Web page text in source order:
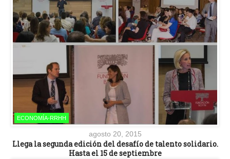
ECONOMÍA-RRHH
agosto 20, 2015
Llega la segunda edición del desafío de talento solidario.
Hasta el 15 de septiembre